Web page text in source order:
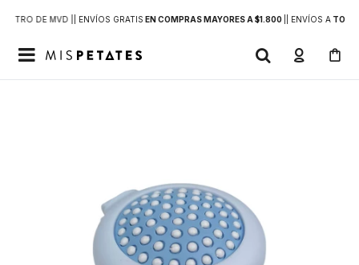
DE MVD | | ENVÍOS GRATIS EN COMPRAS MAYORES A $1.800 | ENVÍOS ATODO
